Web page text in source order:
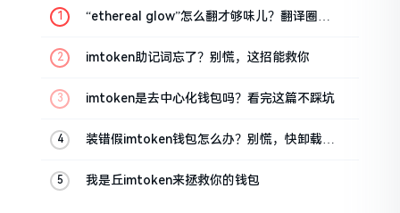
“ethereal glow”怎么翻才够味儿？翻译圈老
imtoken助记词忘了？别慌，这招能救你
imtoken是去中心化钱包吗？看完这篇不踩坑
装错假imtoken钱包怎么办？别慌，快卸载，
我是丘imtoken来拯救你的钱包